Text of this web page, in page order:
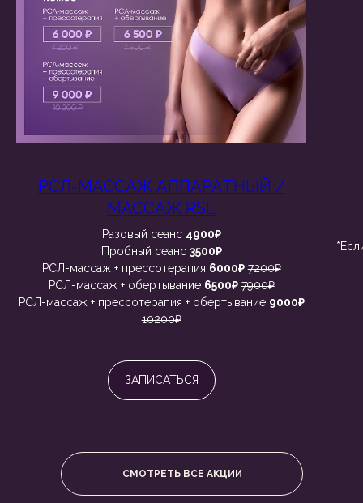
РСЛ-МАССАЖ АППАРАТНЫЙ /
МАССАЖ RSL
Разовый сеанс 4900₽
Пробный сеанс 3500₽
РСЛ-массаж + прессотерапия 6000₽ 7200₽
РСЛ-массаж + обертывание 6500₽ 7900₽
РСЛ-массаж + прессотерапия + обертывание 9000₽
10200₽
ЗАПИСАТЬСЯ
СМОТРЕТЬ ВСЕ АКЦИИ